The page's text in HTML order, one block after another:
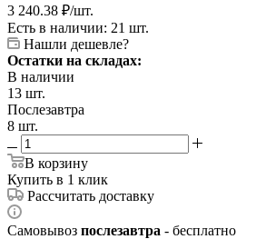
3 240.38 ₽/шт.
Есть в наличии: 21 шт.
Нашли дешевле?
Остатки на складах:
В наличии
13 шт.
Послезавтра
8 шт.
В корзину
Купить в 1 клик
Рассчитать доставку
Самовывоз послезавтра - бесплатно